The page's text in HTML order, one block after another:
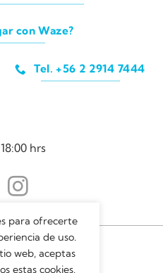
con Waze?
Tel. +56 2 2914 7444
hrs
para ofrecerte
de uso.
web, aceptas
estas cookies.